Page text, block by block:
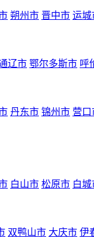
朔州市 晋中市 运城
辽市 鄂尔多斯市 呼
丹东市 锦州市 营口
白山市 松原市 白城
双鸭山市 大庆市 伊